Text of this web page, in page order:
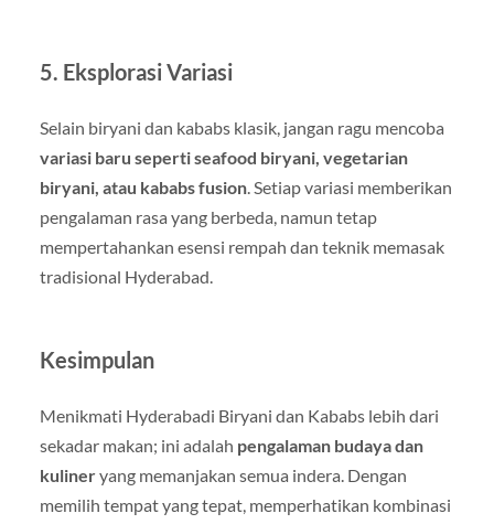
5. Eksplorasi Variasi
Selain biryani dan kababs klasik, jangan ragu mencoba
variasi baru seperti seafood biryani, vegetarian
biryani, atau kababs fusion. Setiap variasi memberikan
pengalaman rasa yang berbeda, namun tetap
mempertahankan esensi rempah dan teknik memasak
tradisional Hyderabad.
Kesimpulan
Menikmati Hyderabadi Biryani dan Kababs lebih dari
sekadar makan; ini adalah pengalaman budaya dan
kulineryang memanjakan semua indera. Dengan
memilih tempat yang tepat, memperhatikan kombinasi